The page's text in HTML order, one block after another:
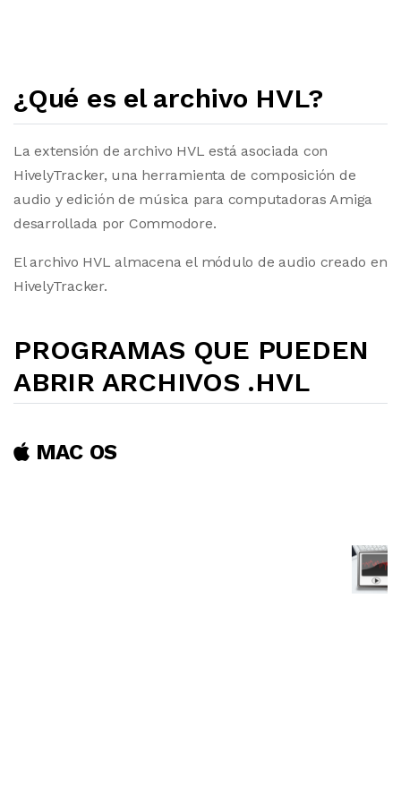
¿Qué es el archivo HVL?
La extensión de archivo HVL está asociada con
HivelyTracker, una herramienta de composición de
audio y edición de música para computadoras Amiga
desarrollada por Commodore.
El archivo HVL almacena el módulo de audio creado en
HivelyTracker.
PROGRAMAS QUE PUEDEN
ABRIR ARCHIVOS .HVL
MAC OS